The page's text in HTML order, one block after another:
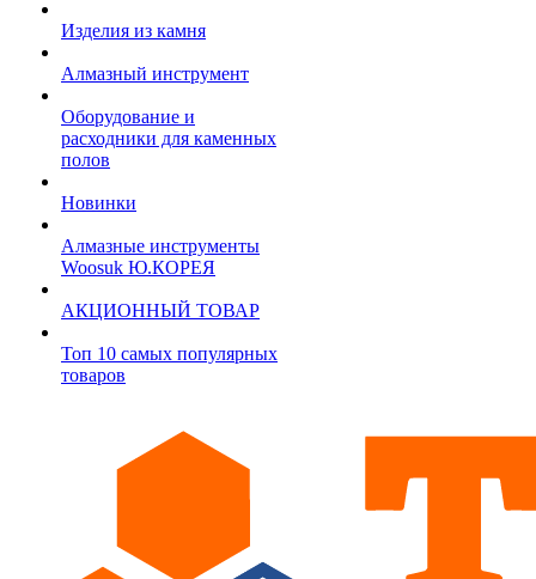
Изделия из камня
Алмазный инструмент
Оборудование и
расходники для каменных
полов
Новинки
Алмазные инструменты
Woosuk Ю.КОРЕЯ
АКЦИОННЫЙ ТОВАР
Топ 10 самых популярных
товаров